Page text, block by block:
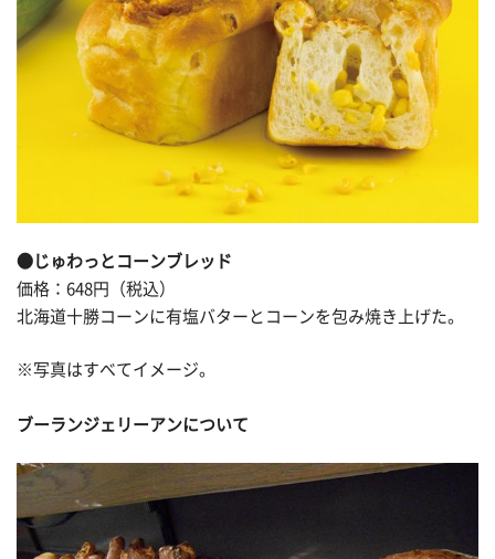
●じゅわっとコーンブレッド
価格：648円（税込）
北海道十勝コーンに有塩バターとコーンを包み焼き上げた。
※写真はすべてイメージ。
ブーランジェリーアンについて